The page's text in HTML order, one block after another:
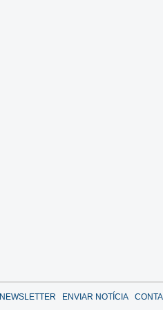
NEWSLETTER ENVIAR NOTÍCIA